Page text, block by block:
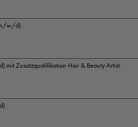
w/d)
mit Zusatzqualifikation Hair & Beauty Artist